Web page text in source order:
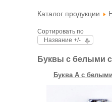
Каталог продукции
Сортировать по
Название +/-
Буквы с белыми
Буква A с